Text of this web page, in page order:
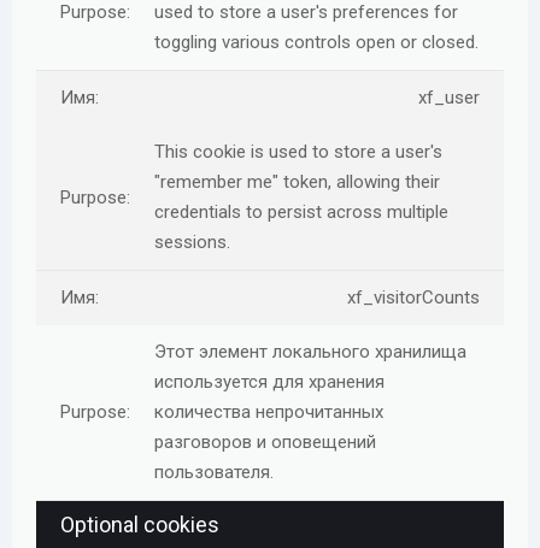
used to store a user's preferences for
toggling various controls open or closed.
xf_user
This cookie is used to store a user's
"remember me" token, allowing their
credentials to persist across multiple
sessions.
xf_visitorCounts
Этот элемент локального хранилища
используется для хранения
количества непрочитанных
разговоров и оповещений
пользователя.
Optional cookies